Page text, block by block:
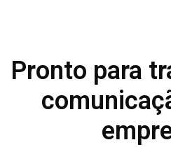
Pronto para